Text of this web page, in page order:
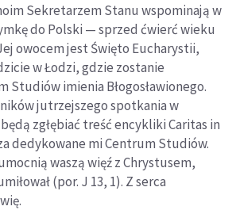
Sekretarzem Stanu wspominają w
do Polski — sprzed ćwierć wieku
owocem jest Święto Eucharystii,
w Łodzi, gdzie zostanie
Studiów imienia Błogosławionego.
jutrzejszego spotkania w
zgłębiać treść encykliki Caritas in
dedykowane mi Centrum Studiów.
waszą więź z Chrystusem,
(por. J 13, 1). Z serca